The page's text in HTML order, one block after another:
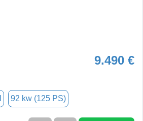
9.490 €
92 kw (125 PS)